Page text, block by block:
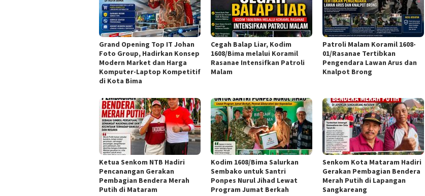
Grand Opening Top IT Johan
Foto Group, Hadirkan Konsep
Modern Market dan Harga
Komputer-Laptop Kompetitif
di Kota Bima
Cegah Balap Liar, Kodim
1608/Bima melalui Koramil
Rasanae Intensifkan Patroli
Malam
Patroli Malam Koramil 1608-
01/Rasanae Tertibkan
Pengendara Lawan Arus dan
Knalpot Brong
Ketua Senkom NTB Hadiri
Pencanangan Gerakan
Pembagian Bendera Merah
Putih di Mataram
Kodim 1608/Bima Salurkan
Sembako untuk Santri
Ponpes Nurul Jihad Lewat
Program Jumat Berkah
Senkom Kota Mataram Hadiri
Gerakan Pembagian Bendera
Merah Putih di Lapangan
Sangkareang